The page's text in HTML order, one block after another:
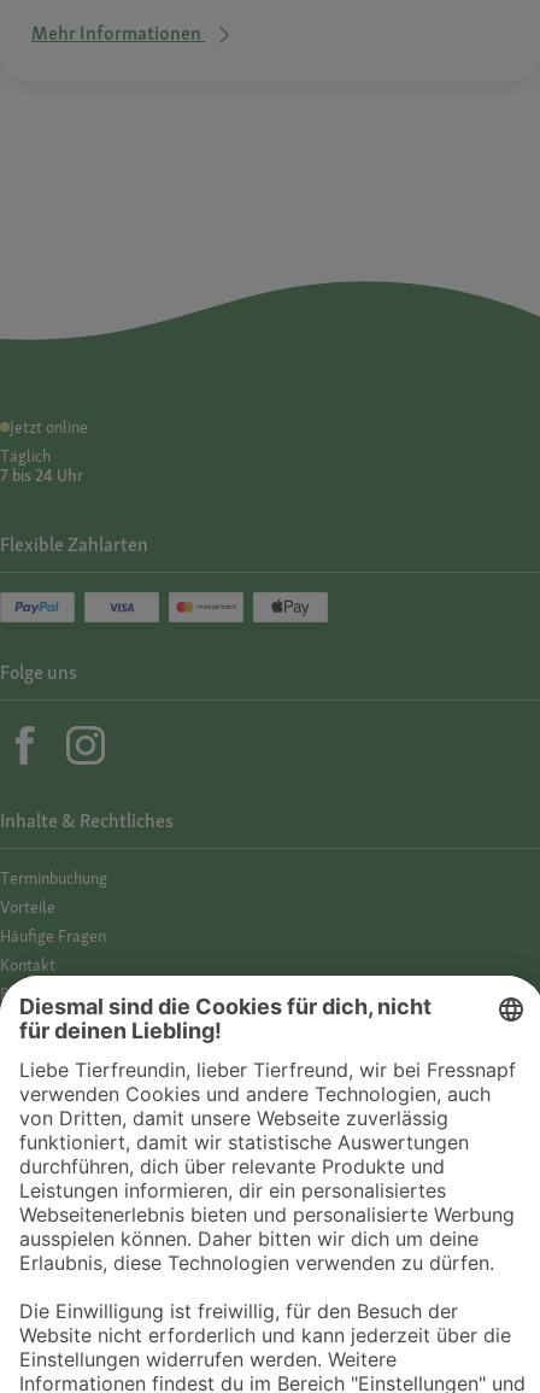
Mehr Informationen
Jetzt online
Täglich
7 bis 24 Uhr
© 2026 Fressnapf Tiernahrungs GmbH
Inhalte & Rechtliches
Termin­buchung
Vorteile
Häufige Fragen
Kontakt
Barrierefreiheit
Impressum
Cookies
AGB
Entdecke Fressnapf
Tierversicherung
GPS-Tracker
Online-Shop
Flexible Zahlarten
Folge uns